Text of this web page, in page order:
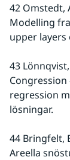
42 Omstedt,
Modelling
upper layers
43
regression
lösningar.
44 Bringfelt,
Areella